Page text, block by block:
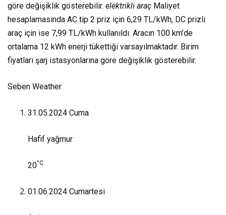
göre değişiklik gösterebilir. elektrikli araç Maliyet
hesaplamasında AC tip 2 priz için 6,29 TL/kWh, DC prizli
araç için ise 7,99 TL/kWh kullanıldı. Aracın 100 km’de
ortalama 12 kWh enerji tükettiği varsayılmaktadır. Birim
fiyatları şarj istasyonlarına göre değişiklik gösterebilir.
Seben Weather
31.05.2024 Cuma
Hafif yağmur
20°C
01.06.2024 Cumartesi